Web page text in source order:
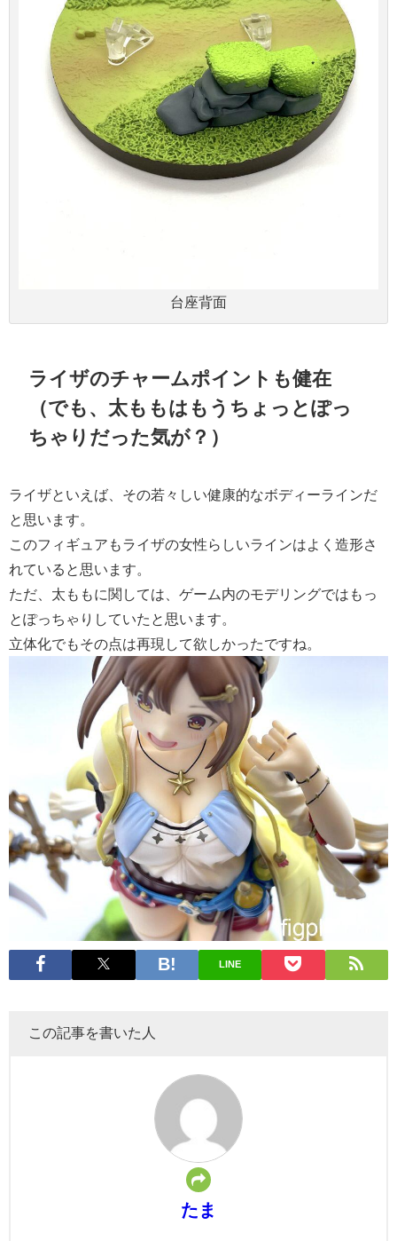
台座背面
ライザのチャームポイントも健在
（でも、太ももはもうちょっとぽっ
ちゃりだった気が？）
ライザといえば、その若々しい健康的なボディーラインだ
と思います。
このフィギュアもライザの女性らしいラインはよく造形さ
れていると思います。
ただ、太ももに関しては、ゲーム内のモデリングではもっ
とぽっちゃりしていたと思います。
立体化でもその点は再現して欲しかったですね。
LINE
この記事を書いた人
たま